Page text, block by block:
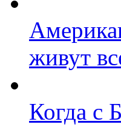
живут
Когда с